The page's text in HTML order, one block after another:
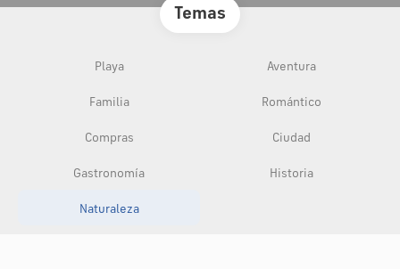
Temas
Playa Aventura
Familia Romántico
Compras Ciudad
Gastronomía Historia
Naturaleza